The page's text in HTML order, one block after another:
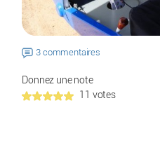
3 commentaires
Donnez une note
11 votes